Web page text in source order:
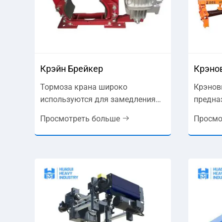
Крэйн Брейкер
Тормоза крана широко
используются для замедления
механических приводных
устройствах в различных
добычу полезных ископаемых,
порты, доки и строительный
механизм. Крэновые тормоза
могут быть примерно категория
Просмотреть больше